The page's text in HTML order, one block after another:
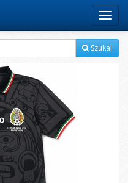
Menu
Szukaj